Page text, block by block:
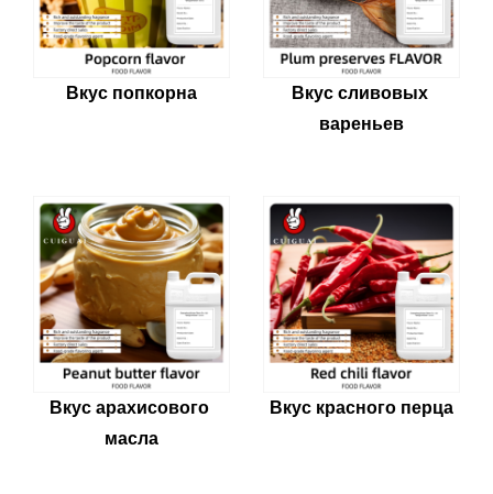
Вкус попкорна
Вкус сливовых
вареньев
Вкус арахисового
масла
Вкус красного перца